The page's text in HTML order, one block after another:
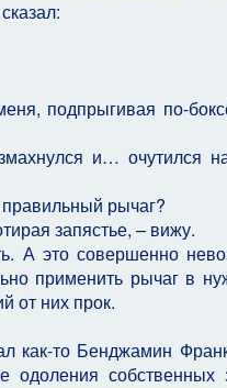
подпрыгивая по-
и… очутился
рычаг?
запястье, – вижу.
А это совершенно
применить рычаг в
от них прок.
как-то Бенджамин
собственных